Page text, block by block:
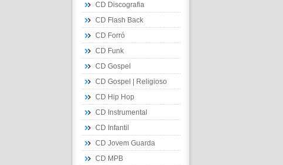
CD Discografia
CD Flash Back
CD Forró
CD Funk
CD Gospel
CD Gospel | Religioso
CD Hip Hop
CD Instrumental
CD Infantil
CD Jovem Guarda
CD MPB